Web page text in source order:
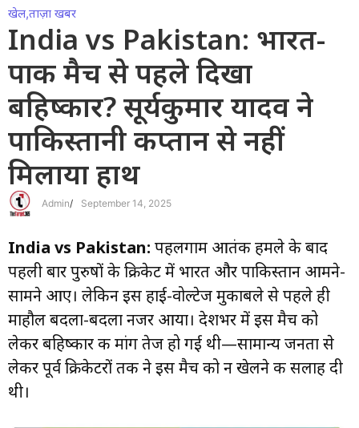
खेल,ताज़ा खबर
India vs Pakistan: भारत-
पाक मैच से पहले दिखा
बहिष्कार? सूर्यकुमार यादव ने
पाकिस्तानी कप्तान से नहीं
मिलाया हाथ
Admin/ September 14, 2025
India vs Pakistan: पहलगाम आतंकी हमले के बाद
पहली बार पुरुषों के क्रिकेट में भारत और पाकिस्तान आमने-
सामने आए। लेकिन इस हाई-वोल्टेज मुकाबले से पहले ही
माहौल बदला-बदला नजर आया। देशभर में इस मैच को
लेकर बहिष्कार की मांग तेज हो गई थी—सामान्य जनता से
लेकर पूर्व क्रिकेटरों तक ने इस मैच को न खेलने की सलाह दी
थी।